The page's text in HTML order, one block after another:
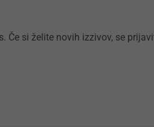
Če si želite novih izzivov, se